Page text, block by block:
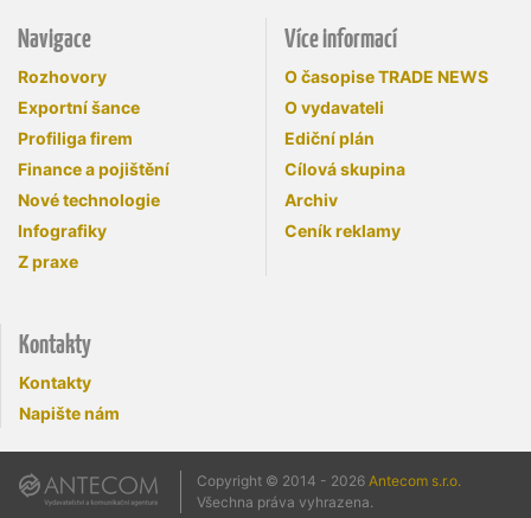
Navigace
Rozhovory
Exportní šance
Profiliga firem
Finance a pojištění
Nové technologie
Infografiky
Z praxe
Více informací
O časopise TRADE NEWS
O vydavateli
Ediční plán
Cílová skupina
Archiv
Ceník reklamy
Kontakty
Kontakty
Napište nám
Copyright © 2014 - 2026 Antecom s.r.o.
Všechna práva vyhrazena.